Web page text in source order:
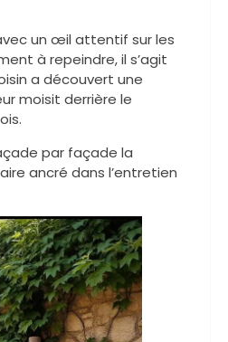
un œil attentif sur les
à repeindre, il s’agit
a découvert une
moisit derrière le
par façade la
ancré dans l’entretien